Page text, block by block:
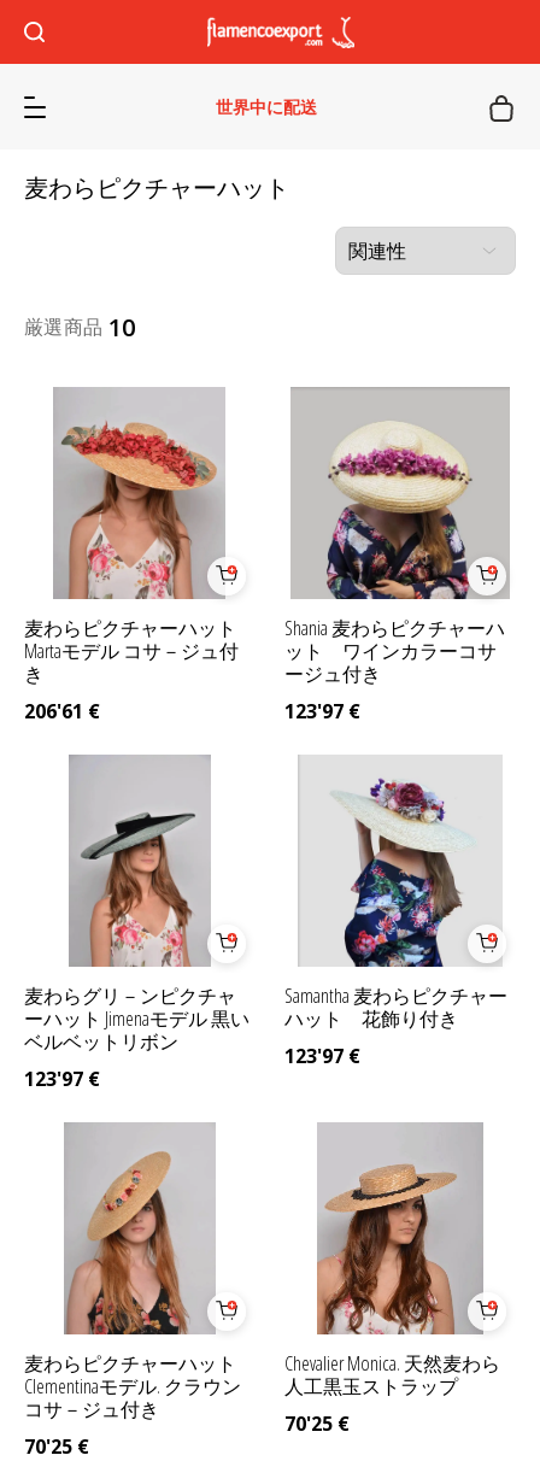
世界中に配送
麦わらピクチャーハット
厳選商品 10
麦わらピクチャーハット
Martaモデル コサ－ジュ付
き
206'61 €
Shania 麦わらピクチャーハ
ット ワインカラーコサ
ージュ付き
123'97 €
麦わらグリ－ンピクチャ
ーハット Jimenaモデル 黒い
ベルベットリボン
123'97 €
Samantha 麦わらピクチャー
ハット 花飾り付き
123'97 €
麦わらピクチャーハット
Clementinaモデル. クラウン
コサ－ジュ付き
70'25 €
Chevalier Monica. 天然麦わら
人工黒玉ストラップ
70'25 €